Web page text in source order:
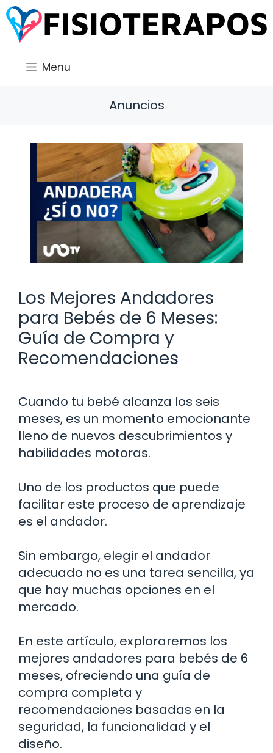
Saltar
al
contenido
Menu
Anuncios
Los Mejores Andadores
para Bebés de 6 Meses:
Guía de Compra y
Recomendaciones
Cuando tu bebé alcanza los seis
meses, es un momento emocionante
lleno de nuevos descubrimientos y
habilidades motoras.
Uno de los productos que puede
facilitar este proceso de aprendizaje
es el andador.
Sin embargo, elegir el andador
adecuado no es una tarea sencilla, ya
que hay muchas opciones en el
mercado.
En este artículo, exploraremos los
mejores andadores para bebés de 6
meses, ofreciendo una guía de
compra completa y
recomendaciones basadas en la
seguridad, la funcionalidad y el
diseño.